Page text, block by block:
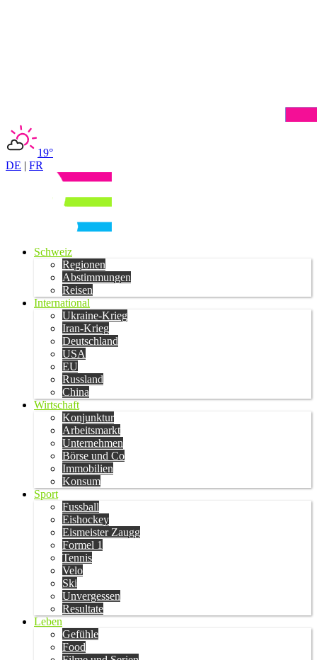
19°
DE | FR
Schweiz
Regionen
Abstimmungen
Reisen
International
Ukraine-Krieg
Iran-Krieg
Deutschland
USA
EU
Russland
China
Wirtschaft
Konjunktur
Arbeitsmarkt
Unternehmen
Börse und Co
Immobilien
Konsum
Sport
Fussball
Eishockey
Eismeister Zaugg
Formel 1
Tennis
Velo
Ski
Unvergessen
Resultate
Leben
Gefühle
Food